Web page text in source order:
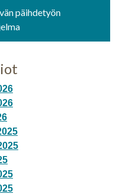
päihdetyön